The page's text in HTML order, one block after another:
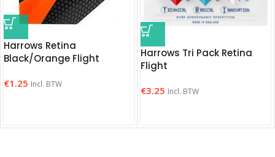
Harrows Retina
Black/Orange Flight
€1.25 Incl. BTW
Harrows Tri Pack Retina
Flight
€3.25 Incl. BTW